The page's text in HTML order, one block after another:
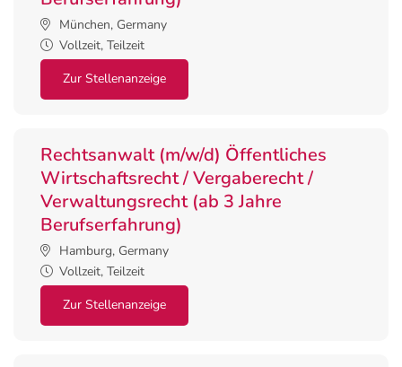
München, Germany
Vollzeit, Teilzeit
Zur Stellenanzeige
Rechtsanwalt (m/w/d) Öffentliches
Wirtschaftsrecht / Vergaberecht /
Verwaltungsrecht (ab 3 Jahre
Berufserfahrung)
Hamburg, Germany
Vollzeit, Teilzeit
Zur Stellenanzeige